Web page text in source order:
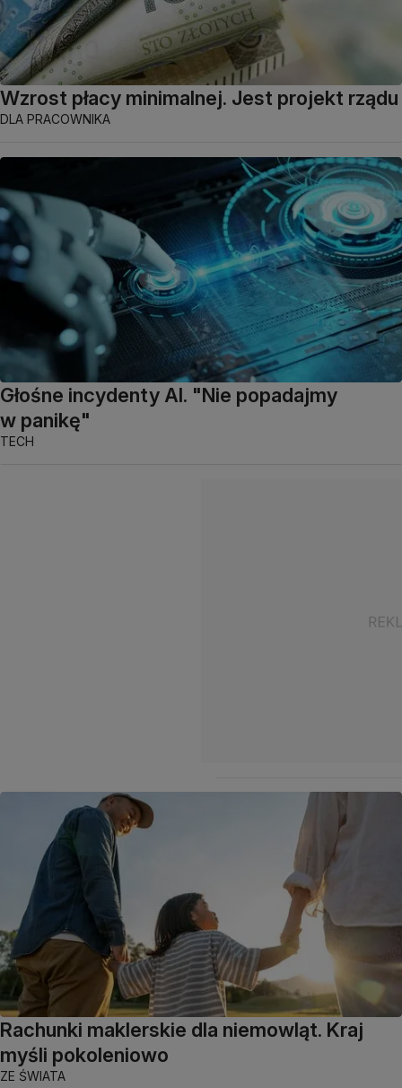
Wzrost płacy minimalnej. Jest projekt rządu
DLA PRACOWNIKA
Głośne incydenty AI. "Nie popadajmy
w panikę"
TECH
Rachunki maklerskie dla niemowląt. Kraj
myśli pokoleniowo
ZE ŚWIATA